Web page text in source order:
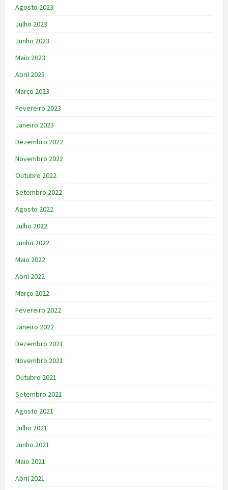
Agosto 2023
Julho 2023
Junho 2023
Maio 2023
Abril 2023
Março 2023
Fevereiro 2023
Janeiro 2023
Dezembro 2022
Novembro 2022
Outubro 2022
Setembro 2022
Agosto 2022
Julho 2022
Junho 2022
Maio 2022
Abril 2022
Março 2022
Fevereiro 2022
Janeiro 2022
Dezembro 2021
Novembro 2021
Outubro 2021
Setembro 2021
Agosto 2021
Julho 2021
Junho 2021
Maio 2021
Abril 2021